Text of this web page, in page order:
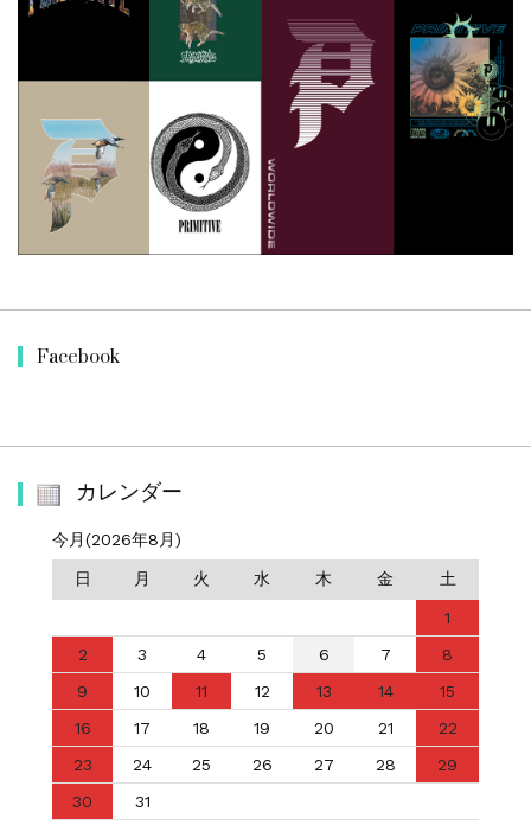
Facebook
カレンダー
今月(2026年8月)
日 月 火 水 木 金 土
1
2
3 4 5 6 7
8
9
10 11 12 13 14
15
16
17 18 19 20 21
22
23
24 25 26 27 28
29
30
31